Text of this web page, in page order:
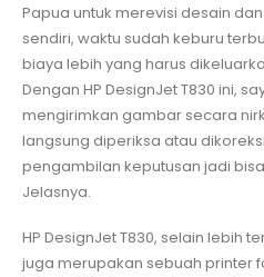
Papua untuk merevisi desain
sendiri, waktu sudah keburu
biaya lebih yang harus
Dengan HP DesignJet T830 ini,
mengirimkan gambar secara
langsung diperiksa atau
pengambilan keputusan jadi
Jelasnya.
HP DesignJet T830, selain lebih
juga merupakan sebuah printer